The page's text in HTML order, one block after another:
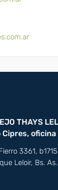
THAYS
Cipres, oficina
3361,
Leloir, Bs. As.